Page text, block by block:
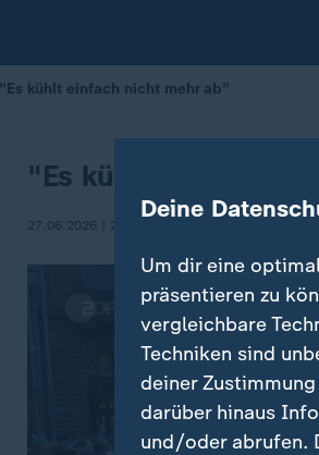
"Es kühlt einfach nicht mehr ab"
"Es kühlt einfach
27.06.2026 | 21:45
Deine
Um dir eine
präsentieren zu
vergleichbare
Techniken sind
deiner
darüber hinaus
und/oder abrufen.